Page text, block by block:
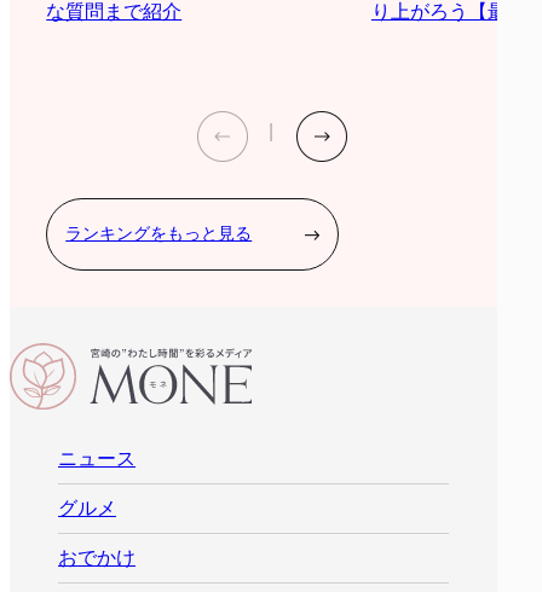
な質問まで紹介
り上がろう【最新
ランキングをもっと見る
ニュース
グルメ
おでかけ